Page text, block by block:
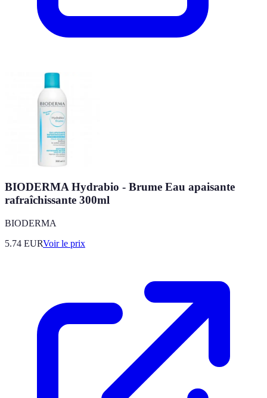
BIODERMA Hydrabio - Brume Eau apaisante
rafraîchissante 300ml
BIODERMA
5.74 EURVoir le prix